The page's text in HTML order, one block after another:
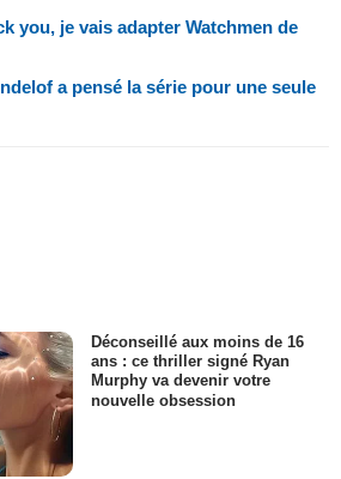
you, je vais adapter Watchmen de
a pensé la série pour une seule
Déconseillé aux moins de 16
ans : ce thriller signé Ryan
Murphy va devenir votre
nouvelle obsession